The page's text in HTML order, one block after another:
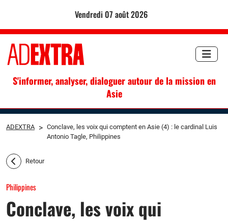
vendredi 07 août 2026
S'informer, analyser, dialoguer autour de la mission en
Asie
ADEXTRA > Conclave, les voix qui comptent en Asie (4) : le cardinal Luis
Antonio Tagle, Philippines
Retour
Philippines
Conclave, les voix qui